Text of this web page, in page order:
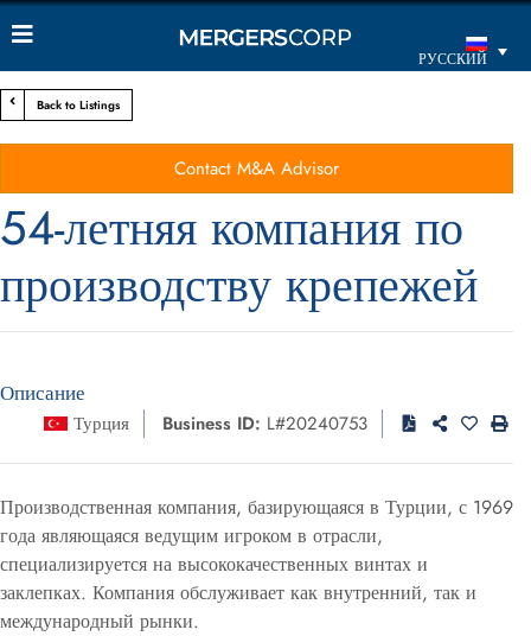
РУССКИЙ
Back to Listings
Contact M&A Advisor
54-летняя компания по
производству крепежей
Описание
Турция Business ID: L#20240753
Производственная компания, базирующаяся в Турции, с 1969
года являющаяся ведущим игроком в отрасли,
специализируется на высококачественных винтах и
заклепках. Компания обслуживает как внутренний, так и
международный рынки.